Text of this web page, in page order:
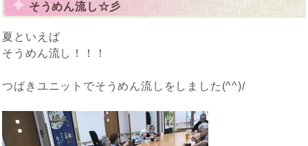
そうめん流し☆彡
夏といえば
そうめん流し！！！
つばきユニットでそうめん流しをしました(^^)/